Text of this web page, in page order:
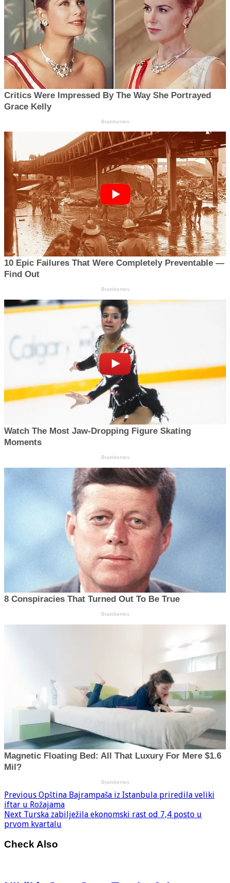
Previous Opština Bajrampaša iz Istanbula priredila veliki
iftar u Rožajama
Next Turska zabilježila ekonomski rast od 7,4 posto u
prvom kvartalu
Check Also